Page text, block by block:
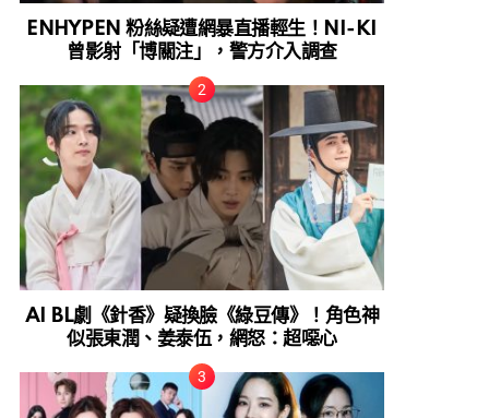
ENHYPEN 粉絲疑遭網暴直播輕生！NI-KI
曾影射「博關注」，警方介入調查
AI BL劇《針香》疑換臉《綠豆傳》！角色神
似張東潤、姜泰伍，網怒：超噁心